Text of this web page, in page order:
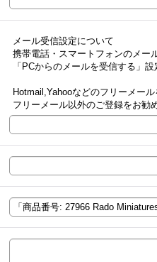
メール受信設定について
携帯電話・スマートフォンのメー
「PCからのメールを受信する」
Hotmail,Yahooなどのフリーメー
フリーメール以外のご登録をお勧